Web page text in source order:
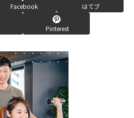
Facebook はてブ
Pinterest